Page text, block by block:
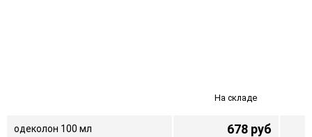
На складе
одеколон 100 мл 678 руб